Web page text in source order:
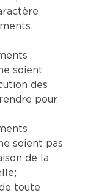
soient
des
pour
soient pas
de la
toute